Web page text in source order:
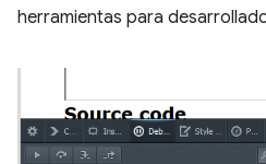
herramientas para